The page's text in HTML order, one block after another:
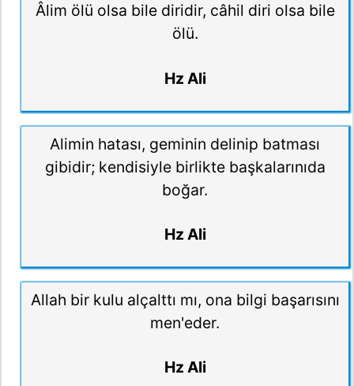
Âlim ölü olsa bile diridir, câhil diri olsa bile
ölü.
Hz Ali
Alimin hatası, geminin delinip batması
gibidir; kendisiyle birlikte başkalarınıda
boğar.
Hz Ali
Allah bir kulu alçalttı mı, ona bilgi başarısını
men'eder.
Hz Ali